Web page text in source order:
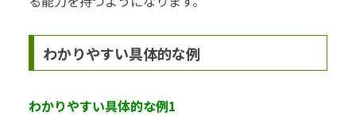
わかりやすい具体的な例
わかりやすい具体的な例1